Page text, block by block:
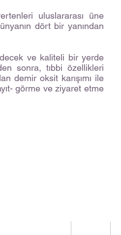
uluslararası üne
dört bir yanından
ve kaliteli bir yerde
sonra, tıbbi özellikleri
demir oksit karışımı ile
görme ve ziyaret etme